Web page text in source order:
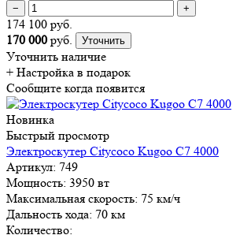
− +
174 100 руб.
170 000 руб. Уточнить
Уточнить наличие
+ Настройка в подарок
Сообщите когда появится
Новинка
Быстрый просмотр
Электроскутер Citycoco Kugoo C7 4000
Артикул: 749
Мощность: 3950 вт
Максимальная скорость: 75 км/ч
Дальность хода: 70 км
Количество: